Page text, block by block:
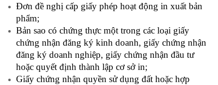
Đơn đề nghị cấp giấy phép hoạt động in xuất bản
phẩm;
Bản sao có chứng thực một trong các loại giấy
chứng nhận đăng ký kinh doanh, giấy chứng nhận
đăng ký doanh nghiệp, giấy chứng nhận đầu tư
hoặc quyết định thành lập cơ sở in;
Giấy chứng nhận quyền sử dụng đất hoặc hợp